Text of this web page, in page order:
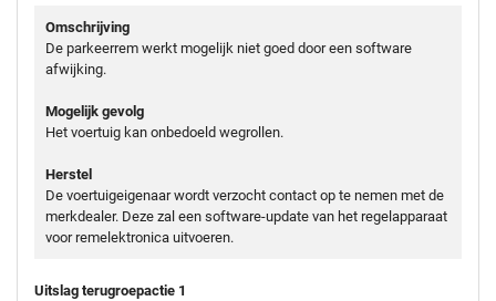
Omschrijving
De parkeerrem werkt mogelijk niet goed door een software
afwijking.
Mogelijk gevolg
Het voertuig kan onbedoeld wegrollen.
Herstel
De voertuigeigenaar wordt verzocht contact op te nemen met de
merkdealer. Deze zal een software-update van het regelapparaat
voor remelektronica uitvoeren.
Uitslag terugroepactie 1